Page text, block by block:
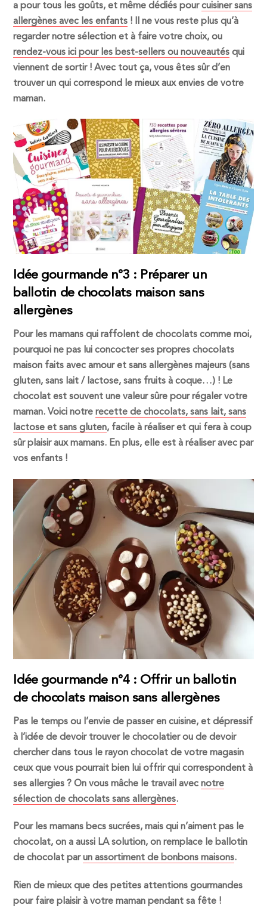
a pour tous les goûts, et même dédiés pourcuisiner sans
allergènes avec les enfants ! Il ne vous reste plus qu’à
regarder notre sélection et à faire votre choix, ou
rendez-vous ici pour les best-sellers ou nouveautés qui
viennent de sortir ! Avec tout ça, vous êtes sûr d’en
trouver un qui correspond le mieux aux envies de votre
maman.
Idée gourmande n°3 : Préparer un
ballotin de chocolats maison sans
allergènes
Pour les mamans qui raffolent de chocolats comme moi,
pourquoi ne pas lui concocter ses propres chocolats
maison faits avec amour et sans allergènes majeurs (sans
gluten, sans lait / lactose, sans fruits à coque…) ! Le
chocolat est souvent une valeur sûre pour régaler votre
maman. Voici notrerecette de chocolats, sans lait, sans
lactose et sans gluten, facile à réaliser et qui fera à coup
sûr plaisir aux mamans. En plus, elle est à réaliser avec par
vos enfants !
Idée gourmande n°4 : Offrir un ballotin
de chocolats maison sans allergènes
Pas le temps ou l’envie de passer en cuisine, et dépressif
à l’idée de devoir trouver le chocolatier ou de devoir
chercher dans tous le rayon chocolat de votre magasin
ceux que vous pourrait bien lui offrir qui correspondent à
ses allergies ? On vous mâche le travail avecnotre
sélection de chocolats sans allergènes.
Pour les mamans becs sucrées, mais qui n’aiment pas le
chocolat, on a aussi LA solution, on remplace le ballotin
de chocolat parun assortiment de bonbons maisons.
Rien de mieux que des petites attentions gourmandes
pour faire plaisir à votre maman pendant sa fête !